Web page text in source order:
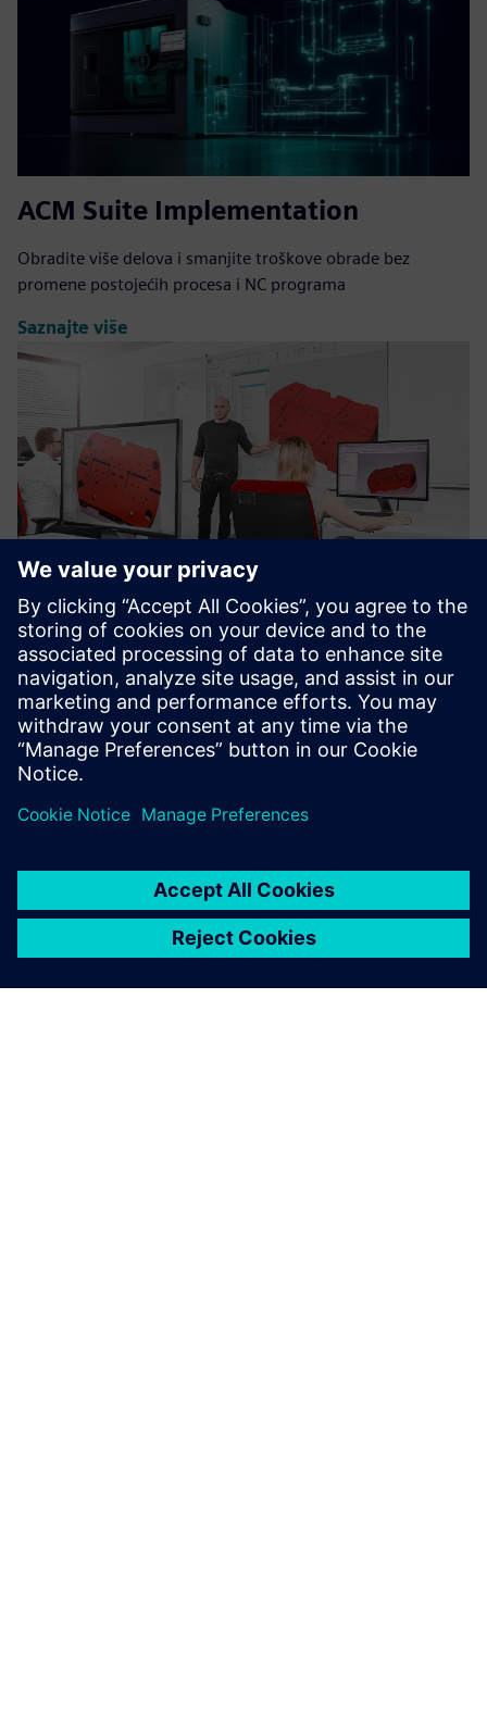
ACM Suite Implementation
Obradite više delova i smanjite troškove obrade bez
promene postojećih procesa i NC programa
Saznajte više
Siemens NX CAM Training courses
Pružamo ključeve za efikasno korišćenje NKS CAM-a kako
bismo u potpunosti iskoristili snagu ovog CAM softvera.
Saznajte više